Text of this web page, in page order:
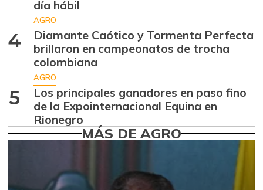
Ahuyamín
07/25/2026
$ 1.672,87
+7,50%
Ají dulce
01/17/2015
$ 2.880,14
+4,83%
Ají topito dulce
07/25/2026
$ 3.229,50
-11,89%
Alas de pollo sin
costillar
$ 9.411,93
Almejas con
día hábil
4
AGRO
Diamante Caótico y Tormenta Perfecta
brillaron en campeonatos de trocha
colombiana
5
AGRO
Los principales ganadores en paso fino
de la Expointernacional Equina en
Rionegro
MÁS DE AGRO